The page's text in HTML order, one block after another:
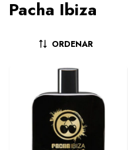
Pacha Ibiza
ORDENAR